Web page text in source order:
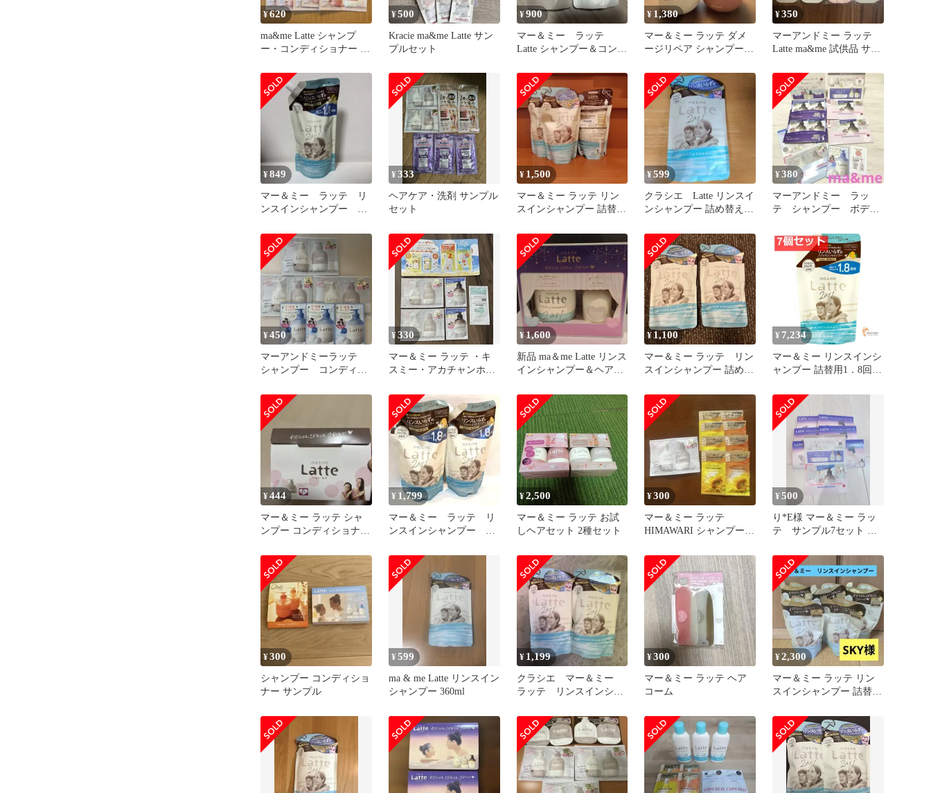
¥620
ma&me Latte シャンプ
ー・コンディショナー 10
¥500
Kracie ma&me Latte サン
プルセット
¥900
マー＆ミー ラッテ
Latte シャンプー＆コンデ
1
¥ 1,380
マー＆ミー ラッテ ダメ
ージリペア シャンプー＆
¥350
マーアンドミー ラッテ
Latte ma&me 試供品 サン
¥849
マー＆ミー ラッテ リ
ンスインシャンプー 大
¥333
ヘアケア・洗剤 サンプル
セット
¥ 1,500
マー＆ミー ラッテ リン
スインシャンプー 詰替用
¥599
クラシエ Latte リンスイ
ンシャンプー 詰め替え
¥380
マーアンドミー ラッ
テ シャンプー ボディ
ト売り
¥450
マーアンドミーラッテ
シャンプー コンディシ
試供品
¥330
マー＆ミー ラッテ ・キ
スミー・アカチャンホン
¥1,600
新品 ma＆me Latte リンス
インシャンプー＆ヘアト
¥1,100
マー＆ミー ラッテ リン
スインシャンプー 詰め替
¥ 7,234
マー＆ミー リンスインシ
ャンプー 詰替用1．8回 7
¥444
マー＆ミー ラッテ シャ
ンプー コンディショナー
¥ 1,799
マー＆ミー ラッテ リ
ンスインシャンプー 大
×２袋
¥2,500
マー＆ミー ラッテ お試
しヘアセット 2種セット
¥300
マー＆ミー ラッテ
HIMAWARI シャンプー
5回分
¥500
り*E様 マー＆ミー ラッ
テ サンプル7セット シ
ナー、ボ
¥300
シャンプー コンディショ
ナー サンプル
¥599
ma & me Latte リンスイン
シャンプー 360ml
¥ 1,199
クラシエ マー＆ミー
ラッテ リンスインシャ
リコン
¥300
マー＆ミー ラッテ ヘア
コーム
¥2,300
マー＆ミー ラッテ リン
スインシャンプー 詰替